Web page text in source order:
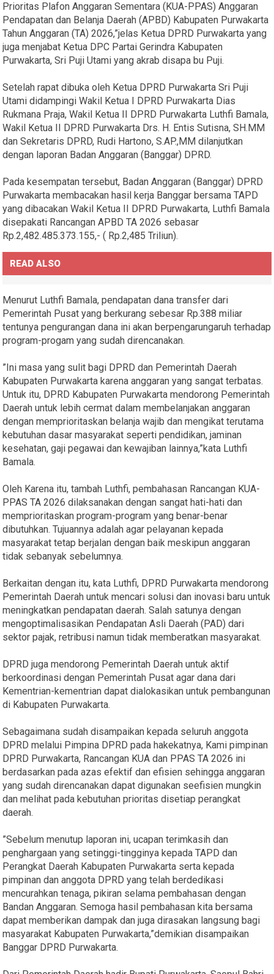
Prioritas Plafon Anggaran Sementara (KUA-PPAS) Anggaran
Pendapatan dan Belanja Daerah (APBD) Kabupaten Purwakarta
Tahun Anggaran (TA) 2026,”jelas Ketua DPRD Purwakarta yang
juga menjabat Ketua DPC Partai Gerindra Kabupaten
Purwakarta, Sri Puji Utami yang akrab disapa bu Puji.
Setelah rapat dibuka oleh Ketua DPRD Purwakarta Sri Puji
Utami didampingi Wakil Ketua I DPRD Purwakarta Dias
Rukmana Praja, Wakil Ketua II DPRD Purwakarta Luthfi Bamala,
Wakil Ketua II DPRD Purwakarta Drs. H. Entis Sutisna, SH.MM
dan Sekretaris DPRD, Rudi Hartono, S.AP.,MM dilanjutkan
dengan laporan Badan Anggaran (Banggar) DPRD.
Pada kesempatan tersebut, Badan Anggaran (Banggar) DPRD
Purwakarta membacakan hasil kerja Banggar bersama TAPD
yang dibacakan Wakil Ketua II DPRD Purwakarta, Luthfi Bamala
disepakati Rancangan APBD TA 2026 sebasar
Rp.2,482.485.373.155,- ( Rp.2,485 Triliun).
READ ALSO
Menurut Luthfi Bamala, pendapatan dana transfer dari
Pemerintah Pusat yang berkurang sebesar Rp.388 miliar
tentunya pengurangan dana ini akan berpengarungaruh terhadap
program-progam yang sudah direncanakan.
”Ini masa yang sulit bagi DPRD dan Pemerintah Daerah
Kabupaten Purwakarta karena anggaran yang sangat terbatas.
Untuk itu, DPRD Kabupaten Purwakarta mendorong Pemerintah
Daerah untuk lebih cermat dalam membelanjakan anggaran
dengan memprioritaskan belanja wajib dan mengikat terutama
kebutuhan dasar masyarakat seperti pendidikan, jaminan
kesehatan, gaji pegawai dan kewajiban lainnya,”kata Luthfi
Bamala.
Oleh Karena itu, tambah Luthfi, pembahasan Rancangan KUA-
PPAS TA 2026 dilaksanakan dengan sangat hati-hati dan
memprioritaskan program-program yang benar-benar
dibutuhkan. Tujuannya adalah agar pelayanan kepada
masyarakat tetap berjalan dengan baik meskipun anggaran
tidak sebanyak sebelumnya.
Berkaitan dengan itu, kata Luthfi, DPRD Purwakarta mendorong
Pemerintah Daerah untuk mencari solusi dan inovasi baru untuk
meningkatkan pendapatan daerah. Salah satunya dengan
mengoptimalisasikan Pendapatan Asli Daerah (PAD) dari
sektor pajak, retribusi namun tidak memberatkan masyarakat.
DPRD juga mendorong Pemerintah Daerah untuk aktif
berkoordinasi dengan Pemerintah Pusat agar dana dari
Kementrian-kementrian dapat dialokasikan untuk pembangunan
di Kabupaten Purwakarta.
Sebagaimana sudah disampaikan kepada seluruh anggota
DPRD melalui Pimpina DPRD pada hakekatnya, Kami pimpinan
DPRD Purwakarta, Rancangan KUA dan PPAS TA 2026 ini
berdasarkan pada azas efektif dan efisien sehingga anggaran
yang sudah direncanakan dapat digunakan seefisien mungkin
dan melihat pada kebutuhan prioritas disetiap perangkat
daerah.
”Sebelum menutup laporan ini, ucapan terimkasih dan
penghargaan yang setinggi-tingginya kepada TAPD dan
Perangkat Daerah Kabupaten Purwakarta serta kepada
pimpinan dan anggota DPRD yang telah berdedikasi
mencurahkan tenaga, pikiran selama pembahasan dengan
Bandan Anggaran. Semoga hasil pembahasan kita bersama
dapat memberikan dampak dan juga dirasakan langsung bagi
masyarakat Kabupaten Purwakarta,”demikian disampaikan
Banggar DPRD Purwakarta.